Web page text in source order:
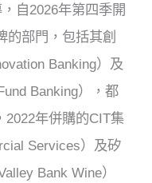
自2026年第四季開
的部門，包括其創
Banking）及
Banking），都
年併購的CIT集
Services）及矽
Bank Wine）